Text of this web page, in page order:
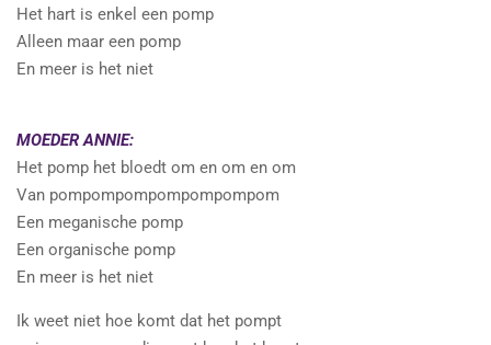
Het hart is enkel een pomp
Alleen maar een pomp
En meer is het niet
MOEDER ANNIE:
Het pomp het bloedt om en om en om
Van pompompompompompompom
Een meganische pomp
Een organische pomp
En meer is het niet
Ik weet niet hoe komt dat het pompt